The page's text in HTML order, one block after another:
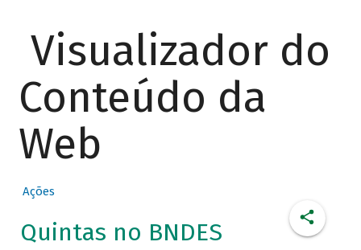
Visualizador do
Conteúdo da
Web
Ações
Quintas no BNDES